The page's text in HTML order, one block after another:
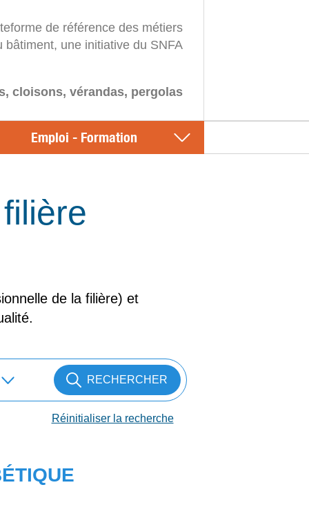
de référence des métiers
bâtiment, une initiative du SNFA
cloisons, vérandas, pergolas
Emploi - Formation
de la filière) et
RECHERCHER
Réinitialiser la recherche